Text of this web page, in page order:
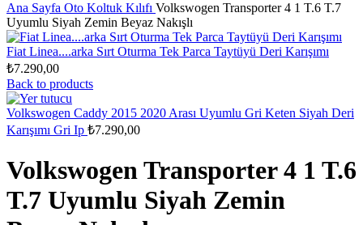
Ana Sayfa Oto Koltuk Kılıfı Volkswogen Transporter 4 1 T.6 T.7
Uyumlu Siyah Zemin Beyaz Nakışlı
Fiat Linea....arka Sırt Oturma Tek Parca Taytüyü Deri Karışımı
₺7.290,00
Back to products
Volkswogen Caddy 2015 2020 Arası Uyumlu Gri Keten Siyah Deri
Karışımı Gri Ip ₺7.290,00
Volkswogen Transporter 4 1 T.6
T.7 Uyumlu Siyah Zemin